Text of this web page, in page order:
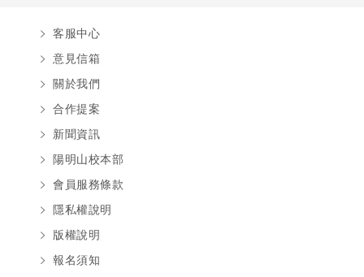
客服中心
意見信箱
關於我們
合作提案
新聞資訊
陽明山校本部
會員服務條款
隱私權說明
版權說明
報名須知